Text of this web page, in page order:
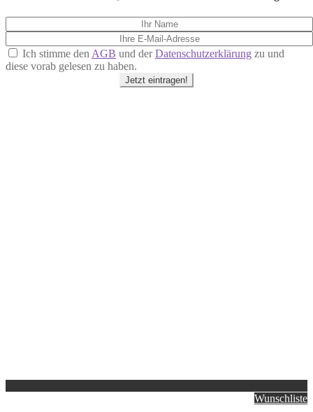
Ich stimme den AGB und derDatenschutzerklärung zu und
diese vorab gelesen zu haben.
Jetzt eintragen!
Wunschliste